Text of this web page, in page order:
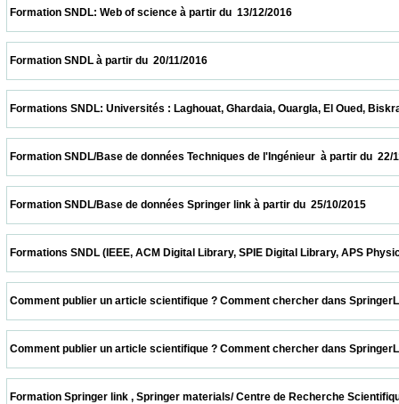
Formation SNDL: Web of science à partir du  13/12/2016
Formation SNDL à partir du  20/11/2016
Formations SNDL: Universités : Laghouat, Ghardaia, Ouargla, El
Formation SNDL/Base de données Techniques de l'Ingénieur  à
Formation SNDL/Base de données Springer link à partir du  25/
Formations SNDL (IEEE, ACM Digital Library, SPIE Digital Library,
Comment publier un article scientifique ? Comment chercher dans
Comment publier un article scientifique ? Comment chercher dans
Formation Springer link , Springer materials/ Centre de Recherche